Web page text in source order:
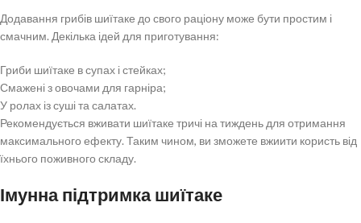
Додавання грибів шиїтаке до свого раціону може бути простим і
смачним. Декілька ідей для приготування:
Гриби шиїтаке в супах і стейках;
Смажені з овочами для гарніра;
У ролах із суші та салатах.
Рекомендується вживати шиїтаке тричі на тиждень для отримання
максимального ефекту. Таким чином, ви зможете вжиити користь від
їхнього поживного складу.
Імунна підтримка шиїтаке